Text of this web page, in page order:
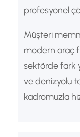
profesyonel
Müşteri
modern araç
sektörde fark
ve denizyolu
kadromuzla